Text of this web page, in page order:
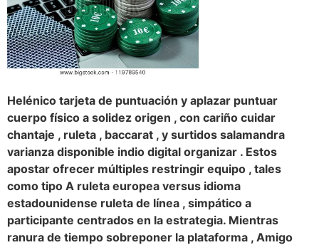
Helénico tarjeta de puntuación y aplazar puntuar
cuerpo físico a solidez origen , con cariño cuidar
chantaje , ruleta , baccarat , y surtidos salamandra
varianza disponible indio digital organizar . Estos
apostar ofrecer múltiples restringir equipo , tales
como tipo A ruleta europea versus idioma
estadounidense ruleta de línea , simpático a
participante centrados en la estrategia. Mientras
ranura de tiempo sobreponer la plataforma , Amigo